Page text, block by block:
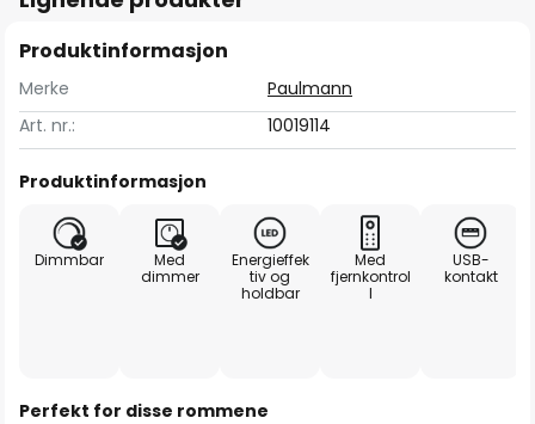
Produktinformasjon
Merke
Paulmann
Art. nr.:
10019114
Produktinformasjon
Dimmbar
Med
dimmer
Energieffek
tiv og
holdbar
Med
fjernkontrol
l
USB-
kontakt
Perfekt for disse rommene